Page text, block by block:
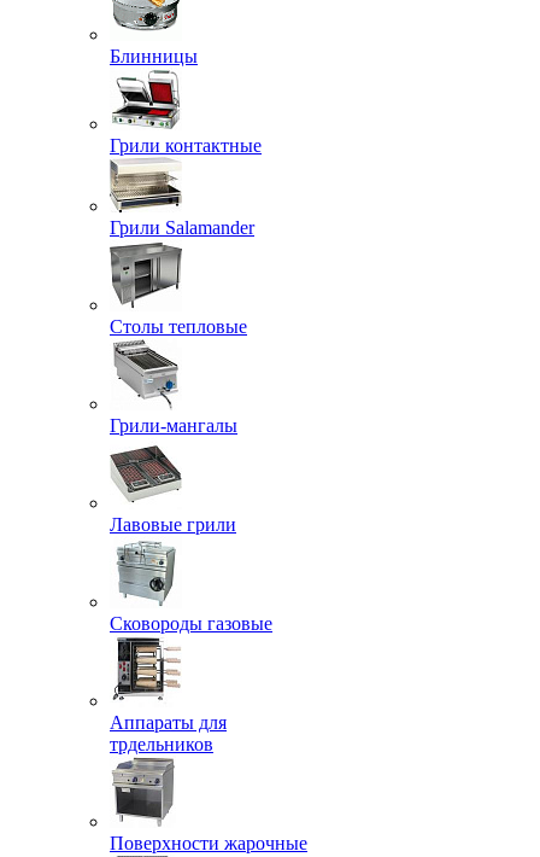
Блинницы
Грили контактные
Грили Salamander
Столы тепловые
Грили-мангалы
Лавовые грили
Сковороды газовые
Аппараты для
трдельников
Поверхности жарочные